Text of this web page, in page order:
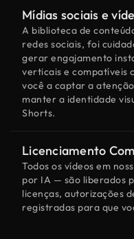
Mídias sociais e
A biblioteca de
redes sociais, foi
gerar engajamento
verticais e compatíveis
você a captar a
manter a identidade
Shorts.
Licenciamento
Todos os vídeos em
por IA — são liberados
licenças, autorizações
registradas para que